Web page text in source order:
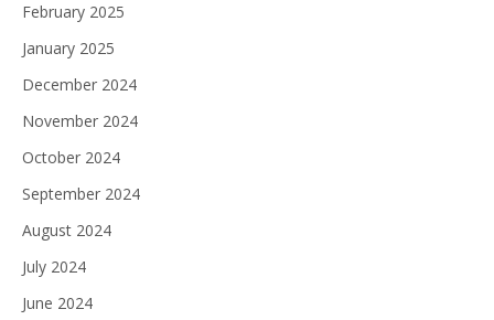
February 2025
January 2025
December 2024
November 2024
October 2024
September 2024
August 2024
July 2024
June 2024